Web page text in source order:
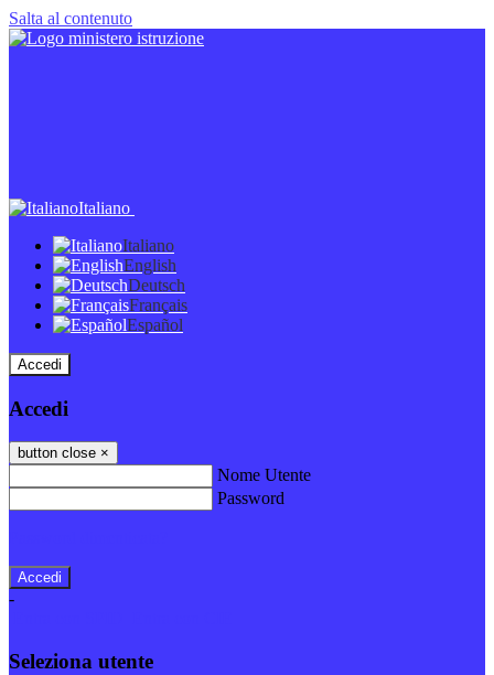
Salta al contenuto
Italiano
Italiano
English
Deutsch
Français
Español
Accedi
Accedi
button close ×
Nome Utente
Password
-
Seleziona utente